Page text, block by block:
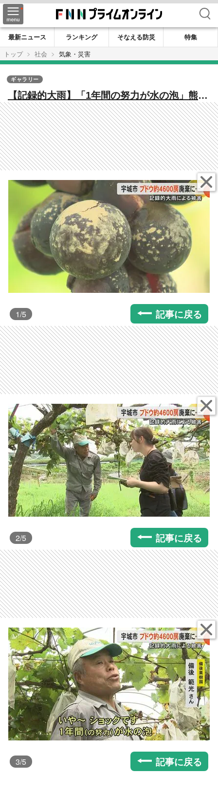
検索
最新ニュース ランキング そなえる防災
特集
トップ
社会 気象・災害
【記録的大雨】「1年間の努力が水の泡」熊
本・宇城市で収穫間近のブドウ約4600房が泥
水に漬かる ブドウの木が1メートル超える浸
水か
ギャラリー
1/5 記事に戻る
2/5 記事に戻る
3/5 記事に戻る